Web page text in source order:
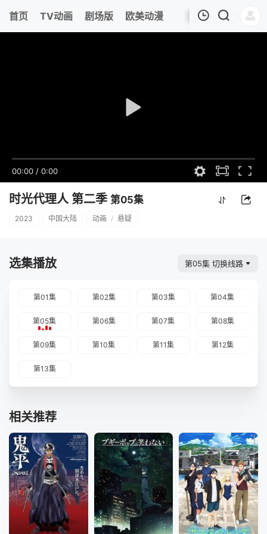
首页 TV动画 剧场版 欧美动漫
00:00 / 0:00
时光代理人 第二季 第05集
2023 中国大陆 动画 / 悬疑
选集播放 第05集 切换线路
第01集 第02集 第03集 第04集
第05集 第06集 第07集 第08集
第09集 第10集 第11集 第12集
第13集
相关推荐